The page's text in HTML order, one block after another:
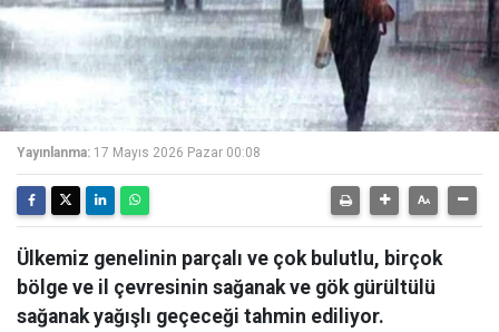
Yayınlanma: 17 Mayıs 2026 Pazar 00:08
Ülkemiz genelinin parçalı ve çok bulutlu, birçok
bölge ve il çevresinin sağanak ve gök gürültülü
sağanak yağışlı geçeceği tahmin ediliyor.